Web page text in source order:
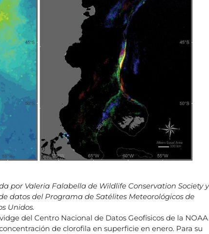
por Valeria Falabella de Wildlife Conservation Society y
datos del Programa de Satélites Meteorológicos de
Unidos.
del Centro Nacional de Datos Geofísicos de la
de clorofila en superficie en enero. Para su